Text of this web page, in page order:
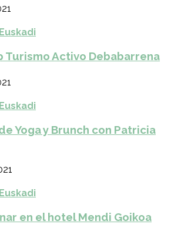
Turismo Activo Debabarrena
Yoga y Brunch con Patricia
en el hotel Mendi Goikoa